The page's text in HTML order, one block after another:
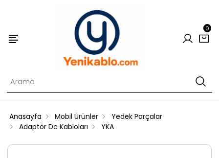
0
Anasayfa Mobil Ürünler
Yedek Parçalar
Adaptör Dc Kabloları
YKA